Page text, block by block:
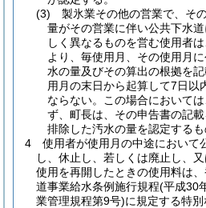
(3)
製氷業その他の営業で、そ
量がその営業に伴い公共下水
しく異なるものを営む使用者
より、毎使用月、その使用月
水の量及びその算出の根拠を
用月の末日から起算して7日以
ならない。
この場合においては
ず、町長は、その申告書の記
排除した汚水の量を認定するも
4
使用者が使用月の中途において
し、休止し、若しくは廃止し、
使用を再開したときの使用料は
道事業給水条例施行規程(平成30
業管理規程第9号)に規定する特